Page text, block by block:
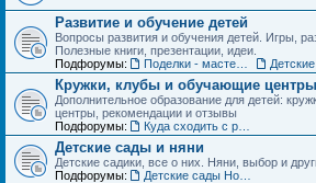
Развитие и обучение детей
Вопросы развития и обучения детей. Игры,
Полезные книги, презентации, идеи.
Подфорумы:
Кружки, клубы и обучающие центры
Дополнительное образование для детей:
центры, рекомендации и отзывы
Подфорумы:
Детские сады и няни
Детские садики, все о них. Няни, выбор и
Подфорумы: